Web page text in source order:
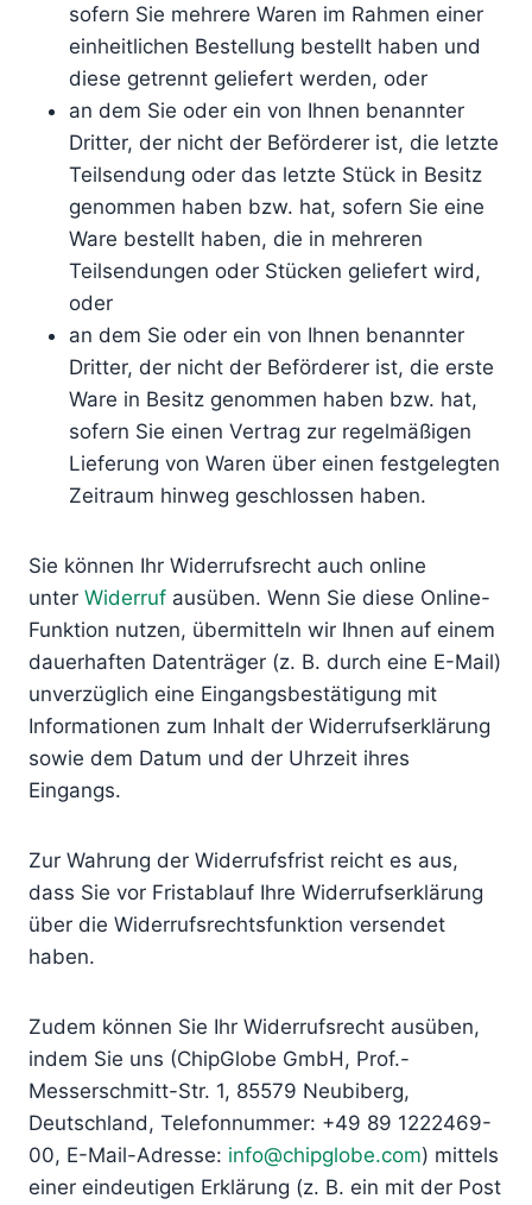
sofern Sie mehrere Waren im Rahmen einer
einheitlichen Bestellung bestellt haben und
diese getrennt geliefert werden, oder
an dem Sie oder ein von Ihnen benannter
Dritter, der nicht der Beförderer ist, die letzte
Teilsendung oder das letzte Stück in Besitz
genommen haben bzw. hat, sofern Sie eine
Ware bestellt haben, die in mehreren
Teilsendungen oder Stücken geliefert wird,
oder
an dem Sie oder ein von Ihnen benannter
Dritter, der nicht der Beförderer ist, die erste
Ware in Besitz genommen haben bzw. hat,
sofern Sie einen Vertrag zur regelmäßigen
Lieferung von Waren über einen festgelegten
Zeitraum hinweg geschlossen haben.
Sie können Ihr Widerrufsrecht auch online
unter Widerruf ausüben. Wenn Sie diese Online-
Funktion nutzen, übermitteln wir Ihnen auf einem
dauerhaften Datenträger (z. B. durch eine E-Mail)
unverzüglich eine Eingangsbestätigung mit
Informationen zum Inhalt der Widerrufserklärung
sowie dem Datum und der Uhrzeit ihres
Eingangs.
Zur Wahrung der Widerrufsfrist reicht es aus,
dass Sie vor Fristablauf Ihre Widerrufserklärung
über die Widerrufsrechtsfunktion versendet
haben.
Zudem können Sie Ihr Widerrufsrecht ausüben,
indem Sie uns (ChipGlobe GmbH, Prof.-
Messerschmitt-Str. 1, 85579 Neubiberg,
Deutschland, Telefonnummer: +49 89 1222469-
00, E-Mail-Adresse: info@chipglobe.com) mittels
einer eindeutigen Erklärung (z. B. ein mit der Post